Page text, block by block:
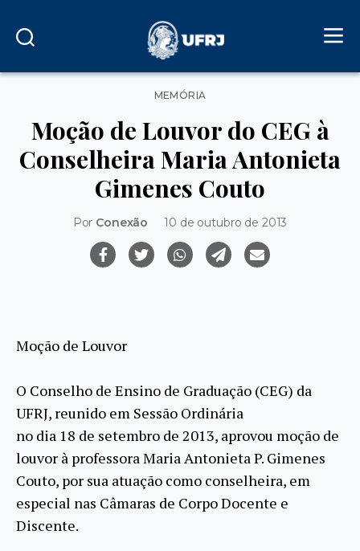
Categorias
MEMÓRIA
Moção de Louvor do CEG à
Conselheira Maria Antonieta
Gimenes Couto
Por Conexão 10 de outubro de 2013
Moção de Louvor
O Conselho de Ensino de Graduação (CEG) da
UFRJ, reunido em Sessão Ordinária
no dia 18 de setembro de 2013, aprovou moção de
louvor à professora Maria Antonieta P. Gimenes
Couto, por sua atuação como conselheira, em
especial nas Câmaras de Corpo Docente e
Discente.